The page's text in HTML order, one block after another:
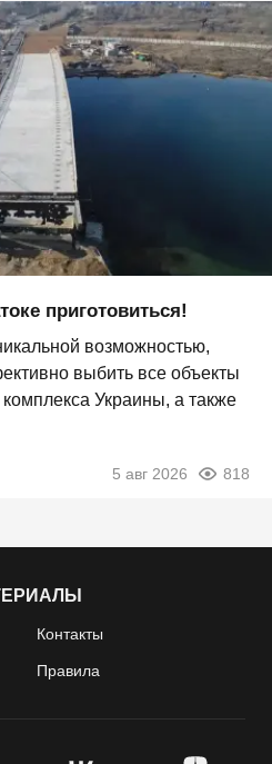
приготовиться!
возможностью,
выбить все объекты
Украины, а также
5 авг 2026 818
Контакты
Правила